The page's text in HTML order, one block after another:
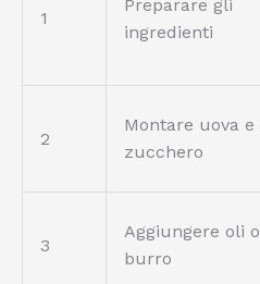
1
Preparare gli
ingredienti
2
Montare uova e
zucchero
3
Aggiungere oli o
burro